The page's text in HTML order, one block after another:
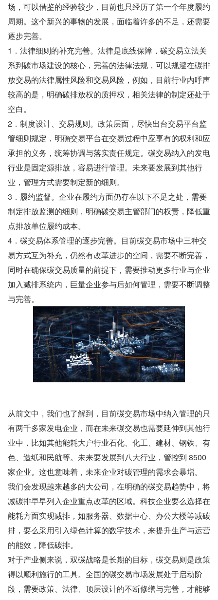
场，可以借鉴的经验较少，目前也只经历了第一个年度履约
周期。这个新兴的事物的发展，面临着许多的不足，还需要
逐步完善。
1．法律细则的补充完善。法律是底线保障，碳交易立法关
系到碳市场建设的核心，完善的法律法规，可以规避在碳排
放交易的法律属性风险和交易风险，例如，目前行业内呼声
较高的是，明确碳排放权的质押权，相关法律的制定还处于
空白。
2．制度设计、交易规则。政策层面，尽快出台交易平台监
管细则规定，明确交易平台在交易过程中应享有的权利和应
承担的义务，统筹协调与落实责任规定。碳交易纳入的发电
行业是固定源排放，容易进行管理。未来要发展到其他行
业，管理方式需要制定新的细则。
3．履约监督。企业在履约方面仍存在以下不足之处，需要
制定排放监测的细则，明确碳交易主管部门的权责，降低重
点排放单位履约成本。
4．碳交易体系管理的逐步完善。目前碳交易市场中三种交
易方式互为补充，仍然有改革进步的空间，需要不断完善，
同时在确保碳交易质量的前提下，需要推动更多行业与企业
加入减排系统内，巨量企业参与后如何管理，需要不断调整
与完善。
从前文中，我们也了解到，目前碳交易市场中纳入管理的只
有两千多家发电企业，而在未来碳交易也需要延伸到其他行
业中，比如其他能耗大户行业石化、化工、建材、钢铁、有
色、造纸和民航等。未来要发展到八大行业，管控到 8500
家企业。这也意味着，未来企业对碳管理的需求会暴增。
我们会发现越来越多的大公司，在明确的碳交易趋势中，将
减碳排早早列入企业重点改革的区域。科技企业要么选择在
能耗方面实现减排，如服务器、数据中心、办公大楼等减碳
排，要么采用引入绿色计算的数字技术，来提升生产与运营
的能效，降低碳排。
对于产业侧来说，双碳战略是长期的目标，碳交易则是政策
得以顺利施行的工具。全国的碳交易市场发展处于启动阶
段，需要政策、法律、顶层设计的不断修缮与完善，才能够